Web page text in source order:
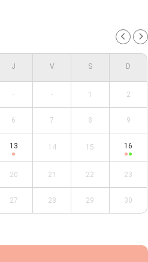
- - 1 2
6 7 8 9
13 14 15 16
20 21 22 23
27 28 29 30